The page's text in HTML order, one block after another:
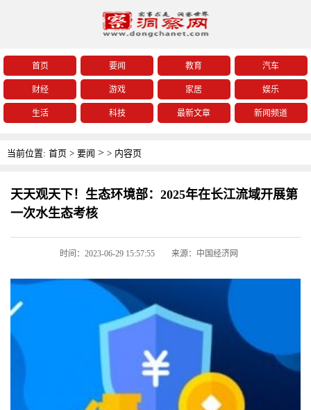
首页 要闻 教育 汽车
财经 游戏 家居 娱乐
生活 科技 最新文章 新闻频道
当前位置: 首页 > 要闻 > > 内容页
天天观天下！生态环境部：2025年在长江流域开展第
一次水生态考核
时间：2023-06-29 15:57:55 来源：中国经济网